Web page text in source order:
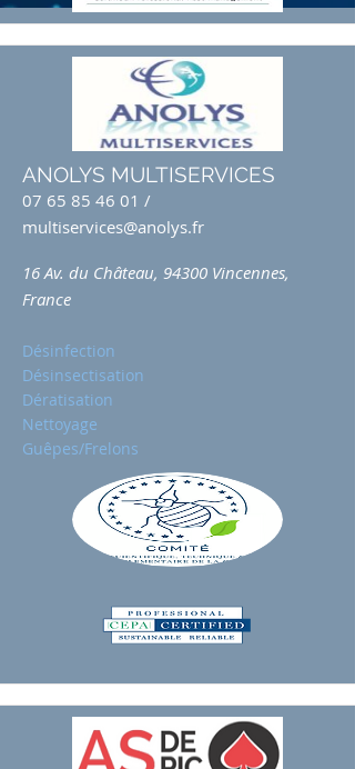
ANOLYS MULTISERVICES
07 65 85 46 01 /
multiservices@anolys.fr
16 Av. du Château, 94300 Vincennes,
France
Désinfection
Désinsectisation
Dératisation
Nettoyage
Guêpes/Frelons